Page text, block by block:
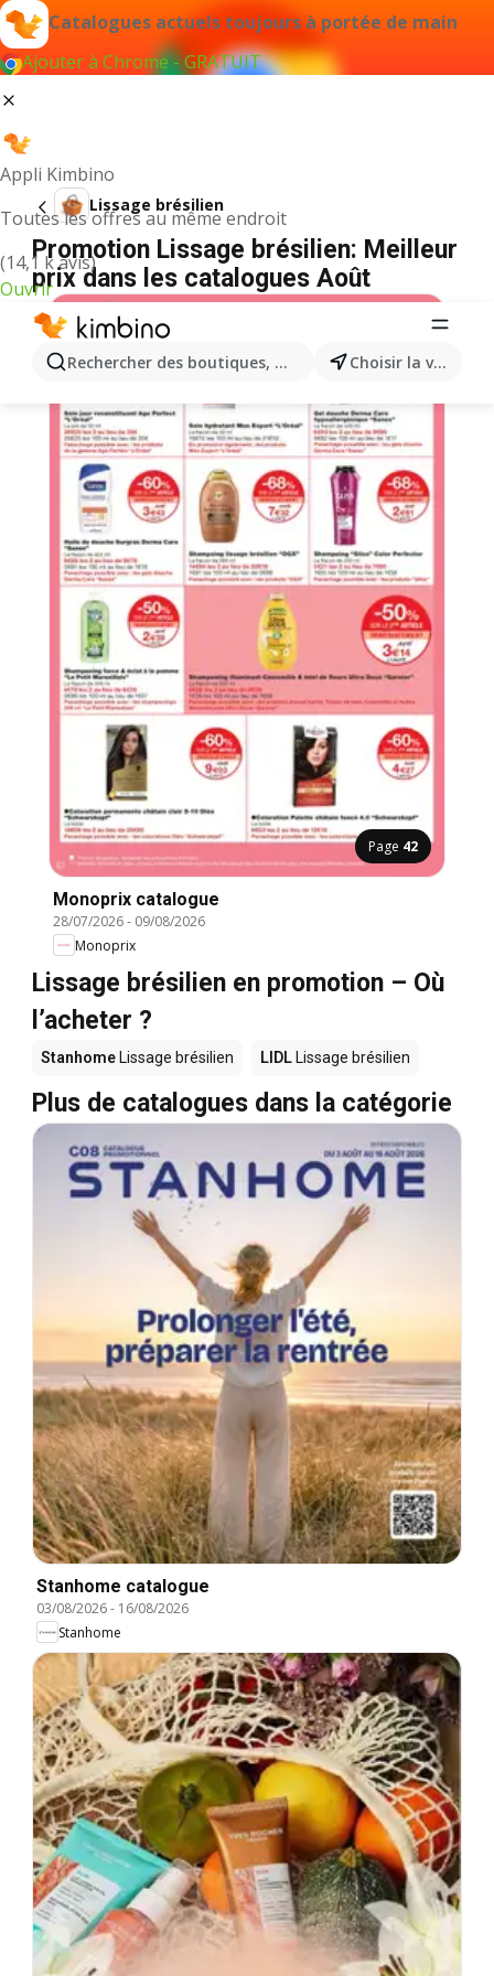
Catalogues actuels toujours à portée de main
Ajouter à Chrome - GRATUIT
Appli Kimbino
Toutes les offres au même endroit
(14,1 k avis)
Ouvrir
Rechercher des boutiques, des catégories, des Choisir la ville
Lissage brésilien
Promotion Lissage brésilien: Meilleur
prix dans les catalogues Août
Page 42
Monoprix catalogue
28/07/2026- 09/08/2026
Monoprix
Lissage brésilien en promotion – Où
l’acheter ?
Stanhome Lissage brésilien LIDL Lissage brésilien
Plus de catalogues dans la catégorie
Stanhome catalogue
03/08/2026- 16/08/2026
Stanhome